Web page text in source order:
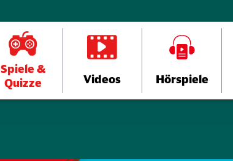
Spiele &
Quizze
Videos Hörspiele